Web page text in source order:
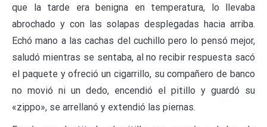
que la tarde era benigna en temperatura, lo llevaba
abrochado y con las solapas desplegadas hacia arriba.
Echó mano a las cachas del cuchillo pero lo pensó mejor,
saludó mientras se sentaba, al no recibir respuesta sacó
el paquete y ofreció un cigarrillo, su compañero de banco
no movió ni un dedo, encendió el pitillo y guardó su
«zippo», se arrellanó y extendió las piernas.